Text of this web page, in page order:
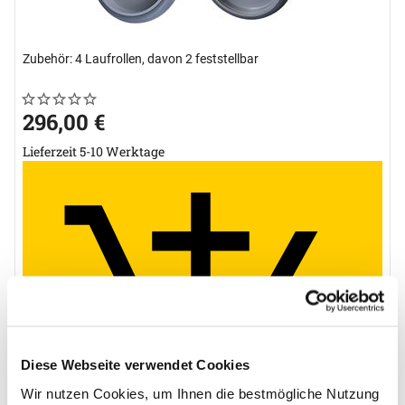
Diese Webseite verwendet Cookies
Wir nutzen Cookies, um Ihnen die bestmögliche Nutzung
Zubehör: 4 Laufrollen, davon 2 feststellbar
Noch keine Bewertungen abgegeben
0 Bewertungen
296,00 €
Lieferzeit 5-10 Werktage